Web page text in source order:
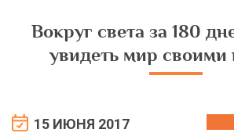
Вокруг света за 180
увидеть мир своими
15 ИЮНЯ 2017